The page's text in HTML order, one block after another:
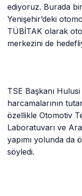
ediyoruz. Burada bir
Yenişehir’deki
TÜBİTAK olarak
merkezini de
TSE Başkanı
harcamalarının
özellikle Otomotiv
Laboratuvarı ve
yapımı yolunda da
söyledi.